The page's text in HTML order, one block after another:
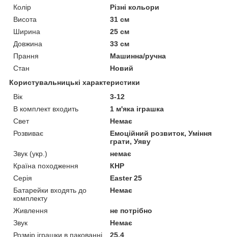
Колір
Різні кольори
Висота
31 см
Ширина
25 см
Довжина
33 см
Прання
Машинна/ручна
Стан
Новий
Користувальницькі характеристики
Вік
3-12
В комплект входить
1 м'яка іграшка
Свет
Немає
Розвиває
Емоційний розвиток, Уміння
грати, Уяву
Звук (укр.)
немає
Країна походження
КНР
Серія
Easter 25
Батарейки входять до
комплекту
Немає
Живлення
не потрібно
Звук
Немає
Розмір іграшки в пакованні
25,4